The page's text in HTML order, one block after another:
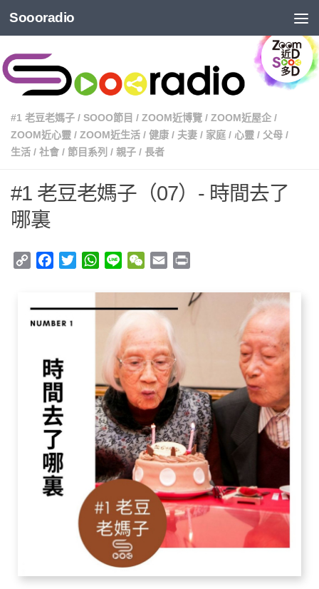
Soooradio
#1 老豆老媽子 / SOOO節目 / ZOOM近博覽 / ZOOM近屋企 /
ZOOM近心靈 / ZOOM近生活 / 健康 / 夫妻 / 家庭 / 心靈 / 父母 /
生活 / 社會 / 節目系列 / 親子 / 長者
#1 老豆老媽子（07）- 時間去了
哪裏
Copy
Facebook
TwitterWhatsApp
Line WeChat
Email